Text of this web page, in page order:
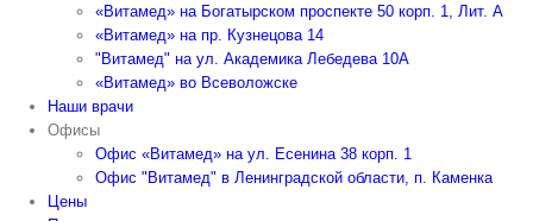
«Витамед» на Богатырском проспекте 50 корп. 1, Лит. А
«Витамед» на пр. Кузнецова 14
"Витамед" на ул. Академика Лебедева 10А
«Витамед» во Всеволожске
Наши врачи
Офисы
Офис «Витамед» на ул. Есенина 38 корп. 1
Офис "Витамед" в Ленинградской области, п. Каменка
Цены